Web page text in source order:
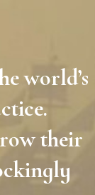
world’s
their